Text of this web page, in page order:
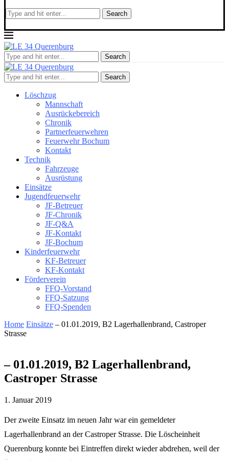
Search
Search
Search
Löschzug
Mannschaft
Ausrückebereich
Chronik
Partnerfeuerwehren
Feuerwehr Bochum
Kontakt
Technik
Fahrzeuge
Ausrüstung
Einsätze
Jugendfeuerwehr
JF-Betreuer
JF-Chronik
JF-Q&A
JF-Kontakt
JF-Bochum
Kinderfeuerwehr
KF-Betreuer
KF-Kontakt
Förderverein
FFQ-Vorstand
FFQ-Satzung
FFQ-Spenden
Home Einsätze – 01.01.2019, B2 Lagerhallenbrand, Castroper
Strasse
– 01.01.2019, B2 Lagerhallenbrand,
Castroper Strasse
1. Januar 2019
Der zweite Einsatz im neuen Jahr war ein gemeldeter
Lagerhallenbrand an der Castroper Strasse. Die Löscheinheit
Querenburg konnte bei Eintreffen direkt wieder abdrehen, weil der